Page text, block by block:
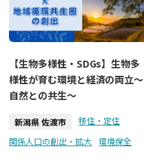
【生物多様性・SDGs】生物多
様性が育む環境と経済の両立～
自然との共生～
新潟県 佐渡市
移住・定住
関係人口の創出・拡大
環境保全